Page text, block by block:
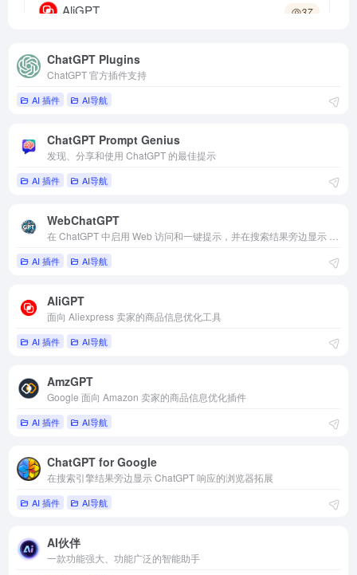
AliGPT 37
WebChatGPT
ChatGPT Plugins
ChatGPT 官方插件支持
AI 插件 AI导航
ChatGPT Prompt Genius
发现、分享和使用 ChatGPT 的最佳提示
AI 插件 AI导航
WebChatGPT
AI 插件 AI导航
AliGPT
面向 Aliexpress 卖家的商品信息优化工具
AI 插件 AI导航
AmzGPT
Google 面向 Amazon 卖家的商品信息优化插件
AI 插件 AI导航
ChatGPT for Google
在搜索引擎结果旁边显示 ChatGPT 响应的浏览器拓展
AI 插件 AI导航
AI伙伴
一款功能强大、功能广泛的智能助手